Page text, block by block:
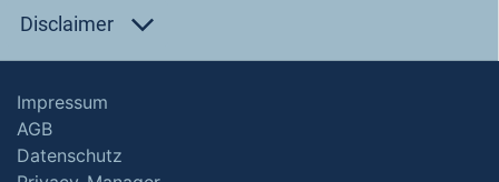
Disclaimer
Impressum
AGB
Datenschutz